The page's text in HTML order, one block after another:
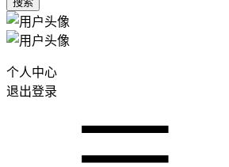
个人中心
退出登录